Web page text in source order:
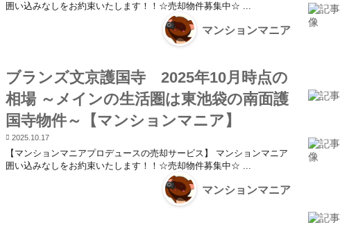
囲い込みなしをお約束いたします！！☆売却物件募集中☆ ...
マンションマニア
ブランズ文京護国寺 2025年10月時点の
相場 ～メインの生活圏は東池袋の南面護
国寺物件～【マンションマニア】
2025.10.17
【マンションマニアプロデュースの売却サービス】 マンションマニア
囲い込みなしをお約束いたします！！☆売却物件募集中☆ ...
マンションマニア